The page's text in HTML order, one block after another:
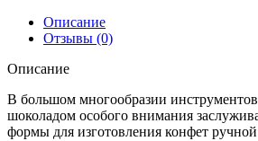
Описание
Отзывы (0)
Описание
В большом многообразии
шоколадом особого внимания
формы для изготовления конфет